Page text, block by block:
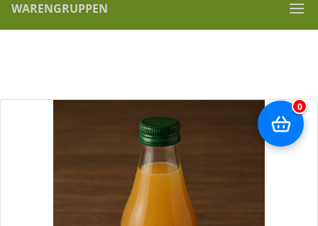
WARENGRUPPEN
0